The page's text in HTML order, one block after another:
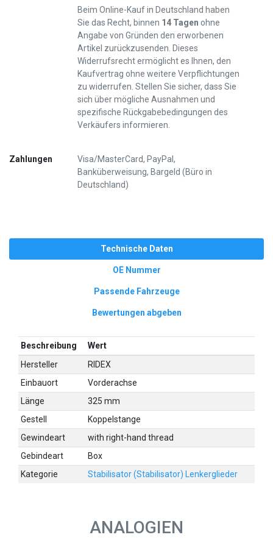
Beim Online-Kauf in Deutschland haben
Sie das Recht, binnen 14 Tagen ohne
Angabe von Gründen den erworbenen
Artikel zurückzusenden. Dieses
Widerrufsrecht ermöglicht es Ihnen, den
Kaufvertrag ohne weitere Verpflichtungen
zu widerrufen. Stellen Sie sicher, dass Sie
sich über mögliche Ausnahmen und
spezifische Rückgabebedingungen des
Verkäufers informieren.
Zahlungen
Visa/MasterCard, PayPal,
Banküberweisung, Bargeld (Büro in
Deutschland)
Technische Daten
OE Nummer
Passende Fahrzeuge
Bewertungen abgeben
Beschreibung
Wert
Hersteller
RIDEX
Einbauort
Vorderachse
Länge
325 mm
Gestell
Koppelstange
Gewindeart
with right-hand thread
Gebindeart
Box
Kategorie
Stabilisator (Stabilisator) Lenkerglieder
ANALOGIEN